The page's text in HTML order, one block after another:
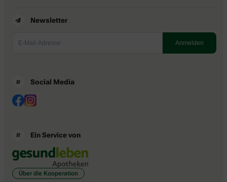
Newsletter
Social Media
Ein Service von
Über die Kooperation